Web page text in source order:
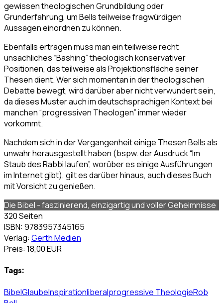
gewissen theologischen Grundbildung oder
Grunderfahrung, um Bells teilweise fragwürdigen
Aussagen einordnen zu können.
Ebenfalls ertragen muss man ein teilweise recht
unsachliches “Bashing” theologisch konservativer
Positionen, das teilweise als Projektionsfläche seiner
Thesen dient. Wer sich momentan in der theologischen
Debatte bewegt, wird darüber aber nicht verwundert sein,
da dieses Muster auch im deutschsprachigen Kontext bei
manchen “progressiven Theologen” immer wieder
vorkommt.
Nachdem sich in der Vergangenheit einige Thesen Bells als
unwahr herausgestellt haben (bspw. der Ausdruck “Im
Staub des Rabbi laufen”, worüber es einige Ausführungen
im Internet gibt), gilt es darüber hinaus, auch dieses Buch
mit Vorsicht zu genießen.
Die Bibel - faszinierend, einzigartig und voller Geheimnisse
320 Seiten
ISBN: 9783957345165
Verlag: Gerth Medien
Preis: 18,00 EUR
Tags:
BibelGlaubeInspirationliberalprogressive TheologieRob